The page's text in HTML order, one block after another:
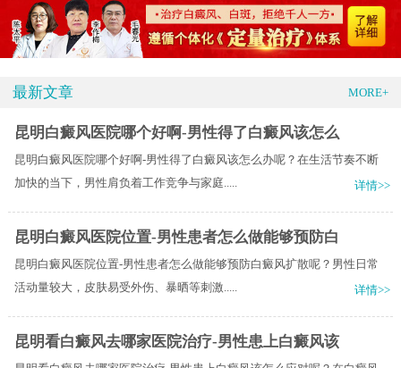
最新文章 MORE+
昆明白癜风医院哪个好啊-男性得了白癜风该怎么
昆明白癜风医院哪个好啊-男性得了白癜风该怎么办呢？在生活节奏不断
加快的当下，男性肩负着工作竞争与家庭.....
详情>>
昆明白癜风医院位置-男性患者怎么做能够预防白
昆明白癜风医院位置-男性患者怎么做能够预防白癜风扩散呢？男性日常
活动量较大，皮肤易受外伤、暴晒等刺激.....
详情>>
昆明看白癜风去哪家医院治疗-男性患上白癜风该